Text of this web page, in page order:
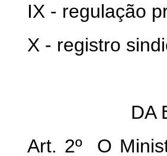
IX - regulação
X - registro
DA
Art. 2º O